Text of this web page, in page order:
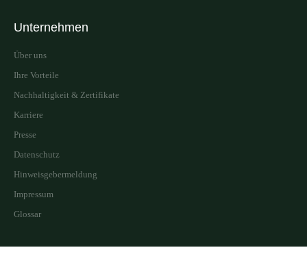
Unternehmen
Über uns
Ihre Vorteile
Nachhaltigkeit & Zertifikate
Karriere
Presse
Datenschutz
Hinweisgebermeldung
Impressum
Glossar